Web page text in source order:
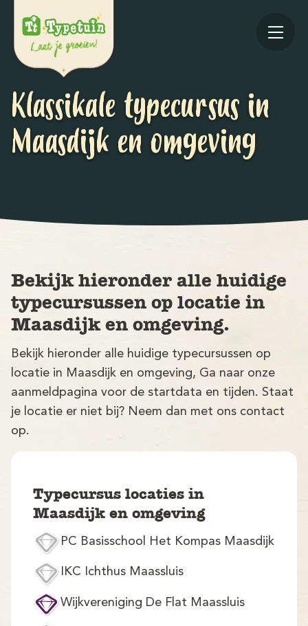
Klassikale typecursus in
Maasdijk en omgeving
Bekijk hieronder alle huidige
typecursussen op locatie in
Maasdijk en omgeving.
Bekijk hieronder alle huidige typecursussen op
locatie in Maasdijk en omgeving, Ga naar onze
aanmeldpagina voor de startdata en tijden. Staat
je locatie er niet bij? Neem dan met ons contact
op.
Typecursus locaties in
Maasdijk en omgeving
PC Basisschool Het Kompas Maasdijk
IKC Ichthus Maassluis
Wijkvereniging De Flat Maassluis